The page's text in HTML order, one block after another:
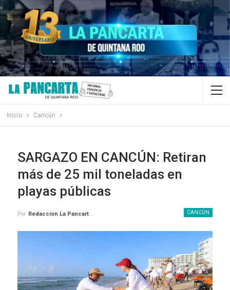
Inicio Cancún
SARGAZO EN CANCÚN: Retiran
más de 25 mil toneladas en
playas públicas
CANCÚN
Por Redaccion La Pancarta De Quintana Roo